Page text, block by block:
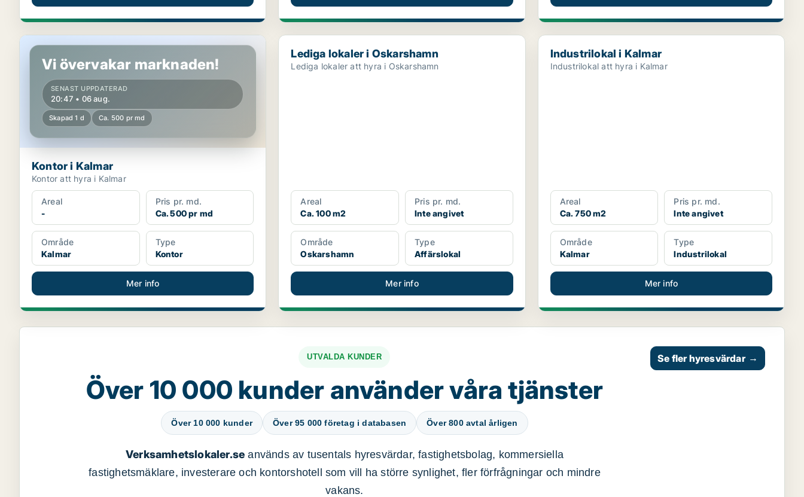
Kontor i Kalmar
Vi övervakar marknaden!
SENAST UPPDATERAD
20:47 • 06 aug.
Skapad 1 d Ca. 500 pr md
Kontor i Kalmar
Kontor att hyra i Kalmar
Areal
-
Pris pr. md.
Ca. 500 pr md
Område
Kalmar
Type
Kontor
Mer info
Lediga lokaler i Oskarshamn
Lediga lokaler i Oskarshamn
Lediga lokaler att hyra i Oskarshamn
Areal
Ca. 100 m2
Pris pr. md.
Inte angivet
Område
Oskarshamn
Type
Affärslokal
Mer info
Industrilokal i Kalmar
Industrilokal i Kalmar
Industrilokal att hyra i Kalmar
Areal
Ca. 750 m2
Pris pr. md.
Inte angivet
Område
Kalmar
Type
Industrilokal
Mer info
UTVALDA KUNDER
Över 10 000 kunder använder våra tjänster
Över 10 000 kunder Över 95 000 företag i databasen Över 800 avtal årligen
Verksamhetslokaler.se används av tusentals hyresvärdar, fastighetsbolag, kommersiella
fastighetsmäklare, investerare och kontorshotell som vill ha större synlighet, fler förfrågningar och mindre
vakans.
Se fler hyresvärdar →